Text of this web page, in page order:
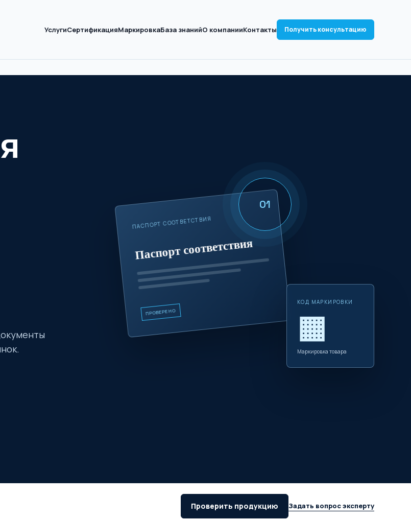
УслугиСертификацияМаркировкаБаза знанийО компанииКонтакты Получить консультацию
ПАСПОРТ СООТВЕТСТВИЯ
Паспорт соответствия
ПРОВЕРЕНО
КОД МАРКИРОВКИ
▦
Маркировка товара
01
Проверить продукцию Задать вопрос эксперту